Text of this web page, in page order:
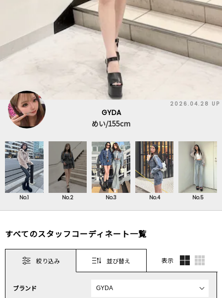
2026.04.28 UP
GYDA
めい/155cm
No.1 No.2 No.3 No.4 No.5
すべてのスタッフコーディネート一覧
絞り込み 並び替え 表示
ブランド